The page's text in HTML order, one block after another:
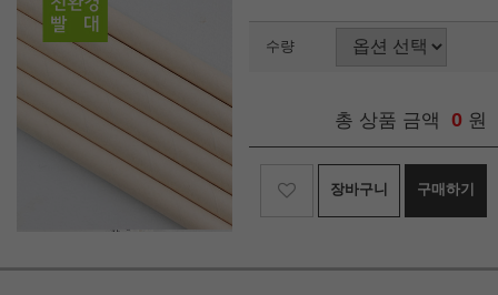
수량
총 상품 금액 0 원
장바구니 구매하기